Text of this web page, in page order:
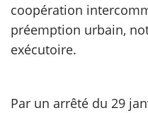
coopération
préemption urbain,
exécutoire.
Par un arrêté du 29